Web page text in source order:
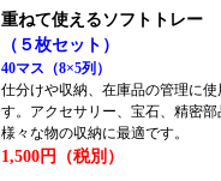
重ねて使えるソフトトレー
（５枚セット）
40マス（8×5列）
仕分けや収納、在庫品の管理に使
す。アクセサリー、宝石、精密部
様々な物の収納に最適です。
1,500円（税別）